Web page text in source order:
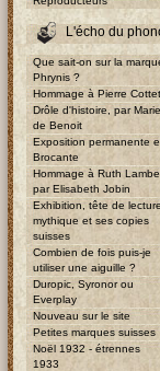
L'écho du
Que sait-on sur la
Phrynis ?
Hommage à Pierre Cottet
Drôle d'histoire, par Marie
de Benoit
Exposition permanente
Brocante
Hommage à Ruth
par Elisabeth Jobin
Exhibition, tête de
mythique et ses copies
suisses
Combien de fois puis-je
utiliser une aiguille ?
Duropic, Syronor ou
Everplay
Nouveau sur le site
Petites marques suisses
Noël 1932 - étrennes
1933